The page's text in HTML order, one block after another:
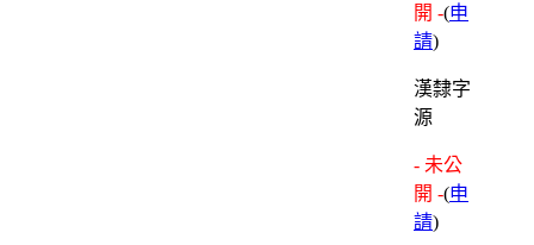
開 -(申
請)
漢隸字
源
- 未公
開 -(申
請)